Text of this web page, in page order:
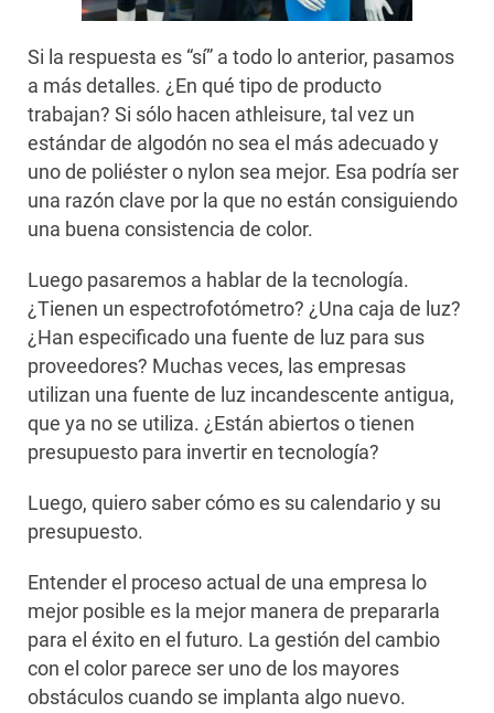
Si la respuesta es “sí” a todo lo anterior, pasamos
a más detalles. ¿En qué tipo de producto
trabajan? Si sólo hacen athleisure, tal vez un
estándar de algodón no sea el más adecuado y
uno de poliéster o nylon sea mejor. Esa podría ser
una razón clave por la que no están consiguiendo
una buena consistencia de color.
Luego pasaremos a hablar de la tecnología.
¿Tienen un espectrofotómetro? ¿Una caja de luz?
¿Han especificado una fuente de luz para sus
proveedores? Muchas veces, las empresas
utilizan una fuente de luz incandescente antigua,
que ya no se utiliza. ¿Están abiertos o tienen
presupuesto para invertir en tecnología?
Luego, quiero saber cómo es su calendario y su
presupuesto.
Entender el proceso actual de una empresa lo
mejor posible es la mejor manera de prepararla
para el éxito en el futuro. La gestión del cambio
con el color parece ser uno de los mayores
obstáculos cuando se implanta algo nuevo.